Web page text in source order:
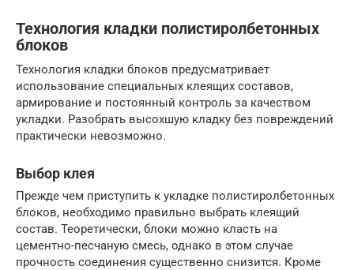
Технология кладки полистиролбетонных
блоков
Технология кладки блоков предусматривает
использование специальных клеящих составов,
армирование и постоянный контроль за качеством
укладки. Разобрать высохшую кладку без повреждений
практически невозможно.
Выбор клея
Прежде чем приступить к укладке полистиролбетонных
блоков, необходимо правильно выбрать клеящий
состав. Теоретически, блоки можно класть на
цементно-песчаную смесь, однако в этом случае
прочность соединения существенно снизится. Кроме